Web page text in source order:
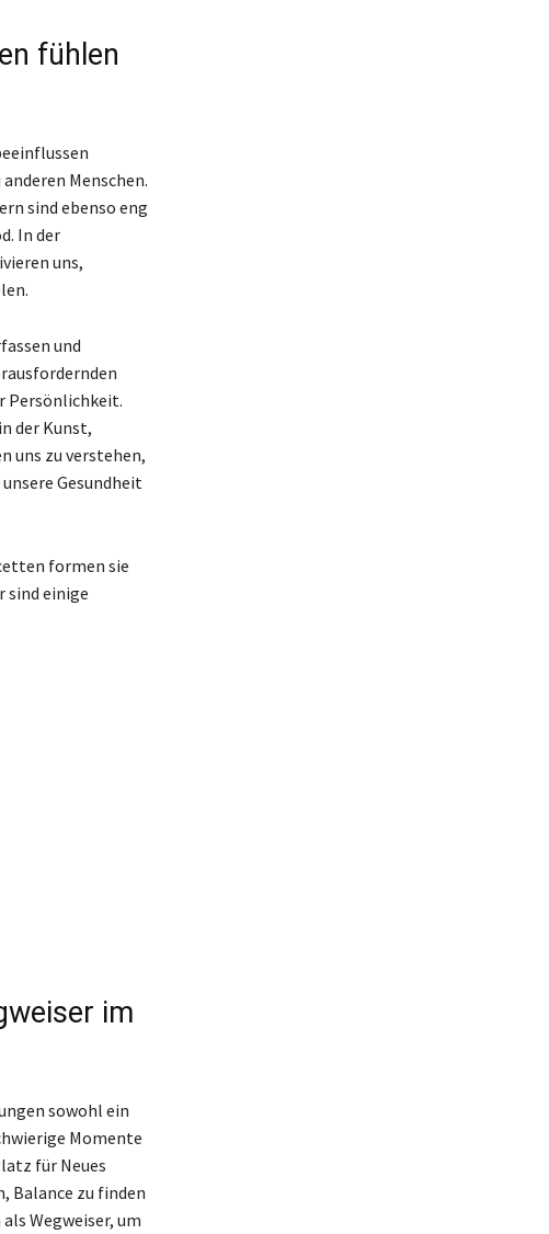
fühlen
Menschen.
sind ebenso eng
In der
uns,
und
Persönlichkeit.
der Kunst,
uns zu verstehen,
Gesundheit
formen sie
sind einige
im
sowohl ein
Momente
für Neues
Balance zu finden
Wegweiser, um